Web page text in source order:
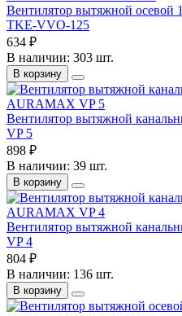
Вентилятор вытяжной
TKE-VVO-125
634 ₽
В наличии: 303 шт.
В корзину
Вентилятор вытяжной
VP 5
898 ₽
В наличии: 39 шт.
В корзину
Вентилятор вытяжной
VP 4
804 ₽
В наличии: 136 шт.
В корзину